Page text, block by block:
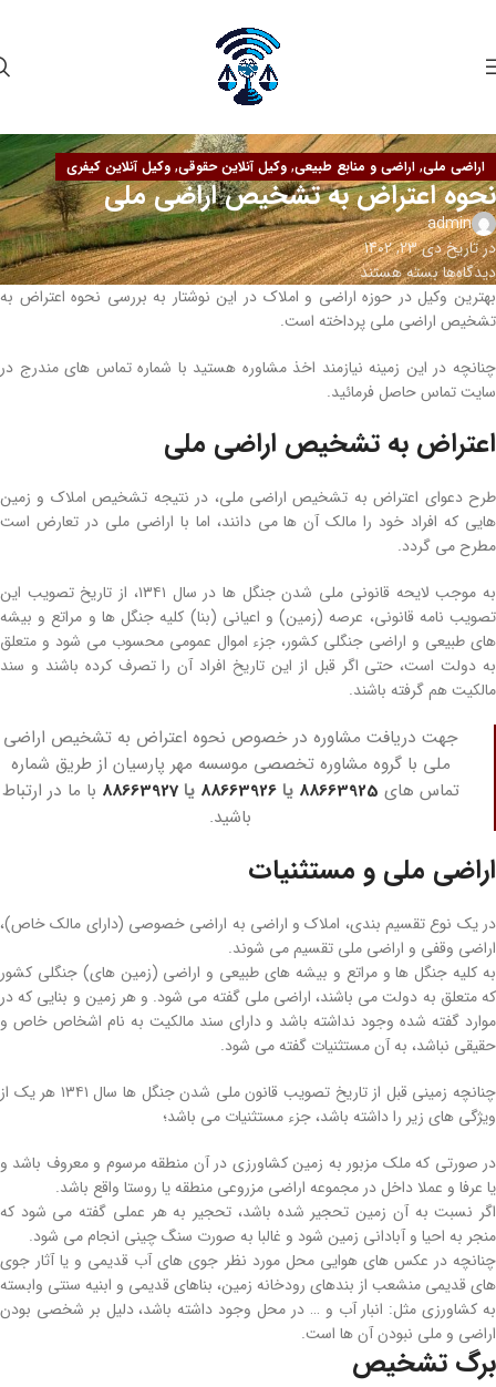
اراضی ملی, اراضی و منابع طبیعی, وکیل آنلاین حقوقی, وکیل آنلاین کیفری
نحوه اعتراض به تشخیص اراضی ملی
admin
در تاریخ دی 23, 1402
دیدگاه‌هابسته هستند
بهترین وکیل در حوزه اراضی و املاک در این نوشتار به بررسی نحوه اعتراض به
تشخیص اراضی ملی پرداخته است.
چنانچه در این زمینه نیازمند اخذ مشاوره هستید با شماره تماس های مندرج در
سایت تماس حاصل فرمائید.
اعتراض به تشخیص اراضی­ ملی
طرح دعوای اعتراض به تشخیص اراضی ملی، در نتیجه تشخیص املاک و زمین‌
هایی که افراد خود را مالک آن­ ها می‌ دانند، اما با اراضی­ ملی در تعارض است
مطرح می‌ گردد.
به موجب لایحه قانونی ملی شدن جنگل‌ ها در سال ۱۳۴۱، از تاریخ تصویب این
تصویب‌ نامه قانونی، عرصه (زمین) و اعیانی (بنا) کلیه جنگل­ ها و مراتع و بیشه‌
های طبیعی و اراضی جنگلی کشور، جزء اموال عمومی محسوب می‌ شود و متعلق
به دولت است، حتی اگر قبل از این تاریخ افراد آن را تصرف کرده باشند و سند
مالکیت هم گرفته باشند.
جهت دریافت مشاوره در خصوص نحوه اعتراض به تشخیص اراضی
ملی با گروه مشاوره تخصصی موسسه مهر پارسیان از طریق شماره
تماس های 88663925 یا88663926 یا88663927 با ما در ارتباط
باشید.
اراضی­ ملی و مستثنیات
در یک نوع تقسیم‌ بندی، املاک و اراضی به اراضی­ خصوصی (دارای مالک خاص)،
اراضی­ وقفی و اراضی­ ملی تقسیم می‌ شوند.
به کلیه جنگل‌ ها و مراتع و بیشه‌ های طبیعی و اراضی (زمین‌ های) جنگلی کشور
که متعلق به دولت می‌ باشند، اراضی­ ملی گفته می­ شود. و هر زمین و بنایی که در
موارد گفته شده وجود نداشته باشد و دارای سند مالکیت به نام اشخاص خاص و
حقیقی نباشد، به آن مستثنیات گفته می‌ شود.
چنانچه زمینی قبل از تاریخ تصویب قانون ملی شدن جنگل‌ ها سال ۱۳۴۱ هر یک از
ویژگی­ های زیر را داشته باشد، جزء مستثنیات می‌ باشد؛
در صورتی­ که ملک مزبور به زمین کشاورزی در آن منطقه مرسوم و معروف باشد و
یا عرفا و عملا داخل در مجموعه اراضی مزروعی منطقه یا روستا واقع باشد.
اگر نسبت به آن زمین تحجیر شده باشد، تحجیر به هر عملی گفته می‌‌ شود که
منجر به احیا و آبادانی زمین شود و غالبا به­ صورت سنگ­ چینی انجام می‌ شود.
چنانچه در عکس‌ های هوایی محل مورد نظر جوی‌ های آب قدیمی و یا آثار جوی‌
های قدیمی منشعب از بندهای رودخانه زمین، بناهای قدیمی و ابنیه سنتی وابسته
به کشاورزی مثل: انبار آب و … در محل وجود داشته باشد، دلیل بر شخصی بودن
اراضی و ملی نبودن آن­ ها است.
برگ­ تشخیص